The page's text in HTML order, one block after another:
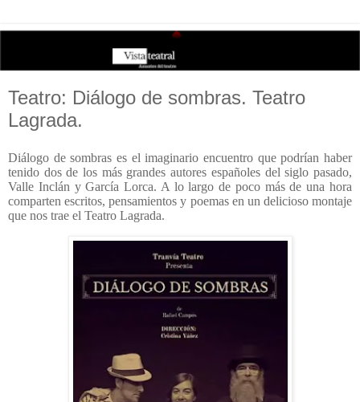
Teatro: Diálogo de sombras. Teatro
Lagrada.
Diálogo de sombras es el imaginario encuentro que podrían haber
tenido dos de los más grandes autores españoles del siglo pasado,
Valle Inclán y García Lorca. A lo largo de poco más de una hora
comparten escritos, pensamientos y poemas en un delicioso montaje
que nos trae el Teatro Lagrada.